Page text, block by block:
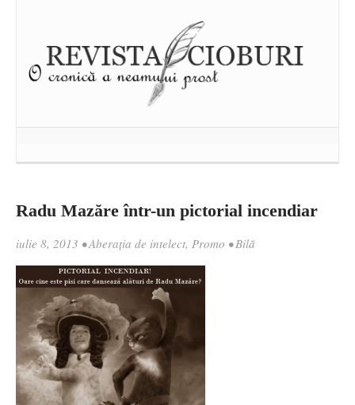
Radu Mazăre într-un pictorial incendiar
iulie 8, 2013 •Aberația de intelect, Promo •Bilă